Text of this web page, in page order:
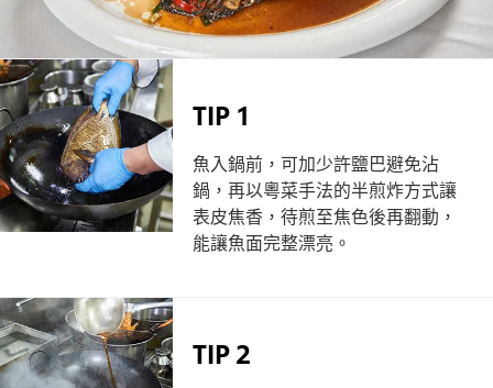
TIP 1
魚入鍋前，可加少許鹽巴避免沾
鍋，再以粵菜手法的半煎炸方式讓
表皮焦香，待煎至焦色後再翻動，
能讓魚面完整漂亮。
TIP 2